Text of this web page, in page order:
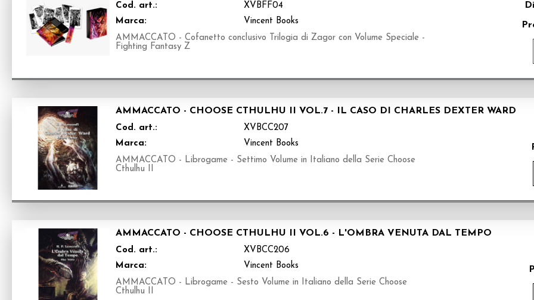
Cod. art.:
XVBFF04
Marca:
Vincent Books
AMMACCATO - Cofanetto conclusivo Trilogia di Zagor con Volume Speciale -
Fighting Fantasy Z
AMMACCATO - CHOOSE CTHULHU II VOL.7 - IL CASO DI CHARLES DEXTER WARD
Cod. art.:
XVBCC207
Marca:
Vincent Books
AMMACCATO - Librogame - Settimo Volume in Italiano della Serie Choose
Cthulhu II
AMMACCATO - CHOOSE CTHULHU II VOL.6 - L'OMBRA VENUTA DAL TEMPO
Cod. art.:
XVBCC206
Marca:
Vincent Books
AMMACCATO - Librogame - Sesto Volume in Italiano della Serie Choose
Cthulhu II